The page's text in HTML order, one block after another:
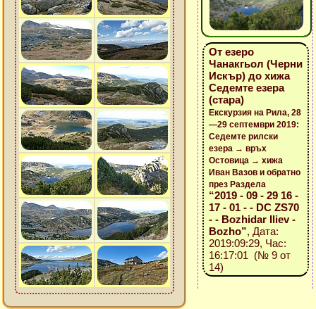
От езеро
Чанакгьол (Черни
Искър) до хижа
Седемте езера
(стара)
Екскурзия на Рила, 28
—29 септември 2019:
Седемте рилски
езера → връх
Остовица → хижа
Иван Вазов и обратно
през Раздела
“2019 - 09 - 29 16 -
17 - 01 - - DC ZS70
- - Bozhidar Iliev -
Bozho”, Дата:
2019:09:29, Час:
16:17:01 (№ 9 от
14)